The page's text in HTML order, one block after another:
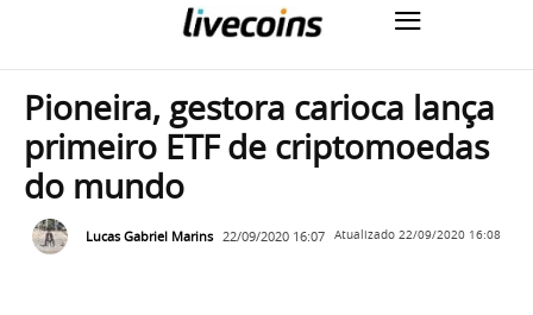
Pioneira, gestora carioca lança
primeiro ETF de criptomoedas
do mundo
Lucas Gabriel Marins 22/09/2020 16:07 Atualizado 22/09/2020 16:08